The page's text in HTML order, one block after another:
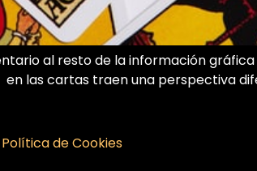
al resto de la información
en las cartas traen una perspectiva
Política de Cookies